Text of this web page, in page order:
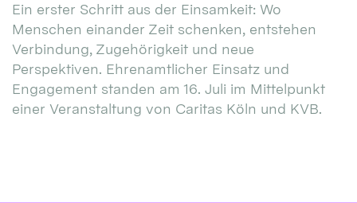
Ein erster Schritt aus der Einsamkeit: Wo
Menschen einander Zeit schenken, entstehen
Verbindung, Zugehörigkeit und neue
Perspektiven. Ehrenamtlicher Einsatz und
Engagement standen am 16. Juli im Mittelpunkt
einer Veranstaltung von Caritas Köln und KVB.